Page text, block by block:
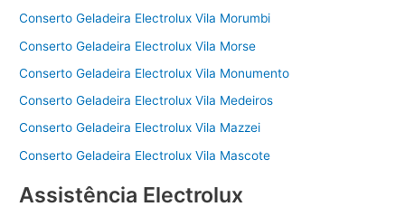
Conserto Geladeira Electrolux Vila Morumbi
Conserto Geladeira Electrolux Vila Morse
Conserto Geladeira Electrolux Vila Monumento
Conserto Geladeira Electrolux Vila Medeiros
Conserto Geladeira Electrolux Vila Mazzei
Conserto Geladeira Electrolux Vila Mascote
Assistência Electrolux